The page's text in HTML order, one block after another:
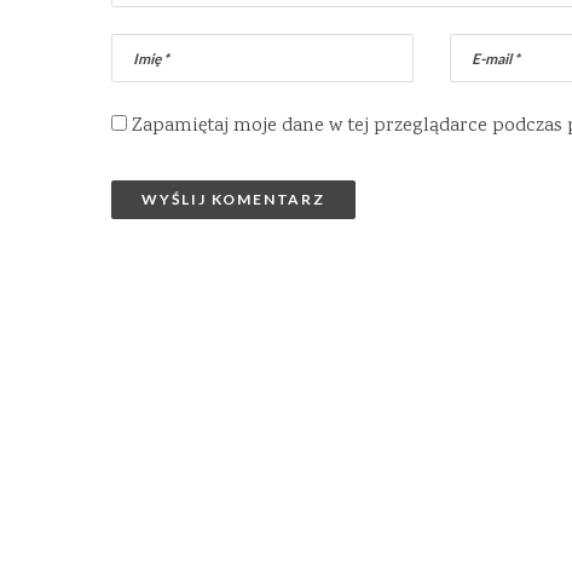
Zapamiętaj moje dane w tej przeglądarce